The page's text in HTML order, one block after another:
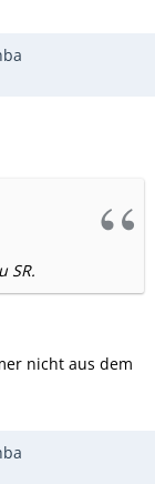
SR.
nicht aus dem